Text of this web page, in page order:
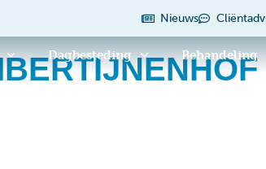
Nieuws
Dagbesteding Behandeling